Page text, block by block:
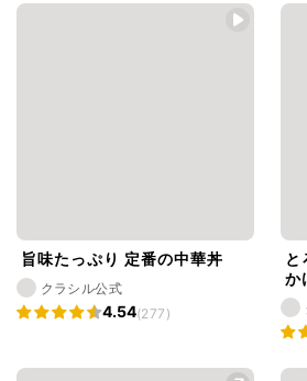
旨味たっぷり 定番の中華丼
クラシル公式
4.54(277)
と
か